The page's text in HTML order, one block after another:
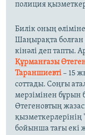
полиция
Билік оның
Шаңырақта болған
кінәлі деп тапты.
Құрманғазы
Тараншиевті– 15
соттады. Соңғы
мерзімінен
Өтегеновтың
бойынша тағы екі